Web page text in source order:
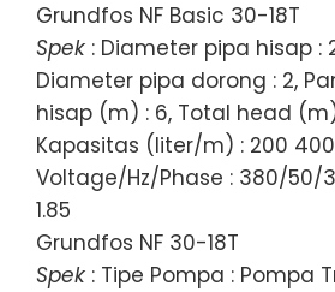
Grundfos NF Basic 30-18T
Spek : Diameter pipa hisap : 2
Diameter pipa dorong : 2,
hisap (m) : 6, Total head (m)
Kapasitas (liter/m) : 200
Voltage/Hz/Phase : 380/50/
1.85
Grundfos NF 30-18T
Spek : Tipe Pompa : Pompa